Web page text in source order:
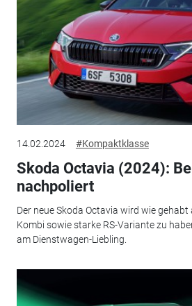
14.02.2024 #Kompaktklasse
Skoda Octavia (2024):
nachpoliert
Der neue Skoda Octavia wird wie gehabt
Kombi sowie starke RS-Variante zu
am Dienstwagen-Liebling.